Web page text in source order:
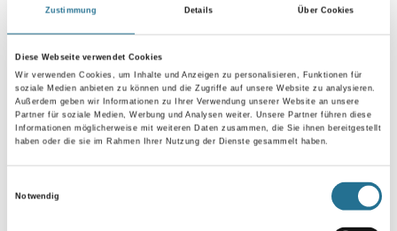
Zustimmung Details Über Cookies
Diese Webseite verwendet Cookies
Wir verwenden Cookies, um Inhalte und Anzeigen zu personalisieren, Funktionen für
soziale Medien anbieten zu können und die Zugriffe auf unsere Website zu analysieren.
Außerdem geben wir Informationen zu Ihrer Verwendung unserer Website an unsere
Partner für soziale Medien, Werbung und Analysen weiter. Unsere Partner führen diese
Informationen möglicherweise mit weiteren Daten zusammen, die Sie ihnen bereitgestellt
haben oder die sie im Rahmen Ihrer Nutzung der Dienste gesammelt haben.
Notwendig
Produkteigenschaft
- Diffusionsoffen
- Egalisiert Unebenheiten und Haarrisse
- Einfache Verarbeitung
- Für Wand und Decke
- PVC-frei
- Stoßfest